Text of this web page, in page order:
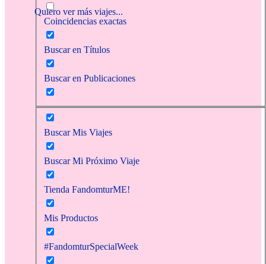
Quiero ver más viajes...
Coincidencias exactas
Buscar en Títulos
Buscar en Publicaciones
Buscar Mis Viajes
Buscar Mi Próximo Viaje
Tienda FandomturME!
Mis Productos
#FandomturSpecialWeek